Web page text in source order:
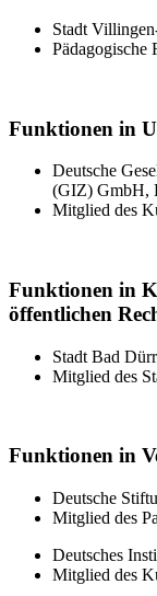
Stadt
Pädagogische
Funktionen in
Deutsche
(GIZ) GmbH,
Mitglied des
Funktionen in
öffentlichen
Stadt Bad
Mitglied des
Funktionen in
Deutsche
Mitglied des
Deutsches
Mitglied des